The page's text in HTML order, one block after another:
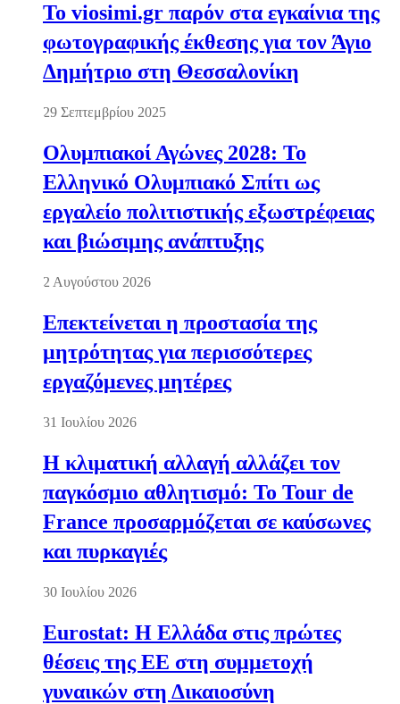
Το viosimi.gr παρόν στα εγκαίνια της
φωτογραφικής έκθεσης για τον Άγιο
Δημήτριο στη Θεσσαλονίκη
29 Σεπτεμβρίου 2025
Ολυμπιακοί Αγώνες 2028: Το
Ελληνικό Ολυμπιακό Σπίτι ως
εργαλείο πολιτιστικής εξωστρέφειας
και βιώσιμης ανάπτυξης
2 Αυγούστου 2026
Επεκτείνεται η προστασία της
μητρότητας για περισσότερες
εργαζόμενες μητέρες
31 Ιουλίου 2026
Η κλιματική αλλαγή αλλάζει τον
παγκόσμιο αθλητισμό: Το Tour de
France προσαρμόζεται σε καύσωνες
και πυρκαγιές
30 Ιουλίου 2026
Eurostat: Η Ελλάδα στις πρώτες
θέσεις της ΕΕ στη συμμετοχή
γυναικών στη Δικαιοσύνη